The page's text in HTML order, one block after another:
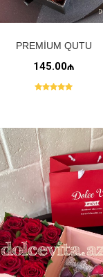
PREMIUM QUTU
145.00₼